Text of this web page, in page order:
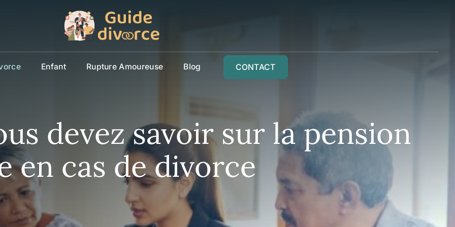
Enfant Rupture Amoureuse Blog CONTACT
devez savoir sur la pension
en cas de divorce